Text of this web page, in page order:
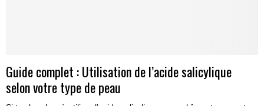
Guide complet : Utilisation de l’acide salicylique
selon votre type de peau